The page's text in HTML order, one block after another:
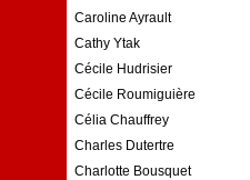
Caroline Ayrault
Cathy Ytak
Cécile Hudrisier
Cécile Roumiguière
Célia Chauffrey
Charles Dutertre
Charlotte Bousquet